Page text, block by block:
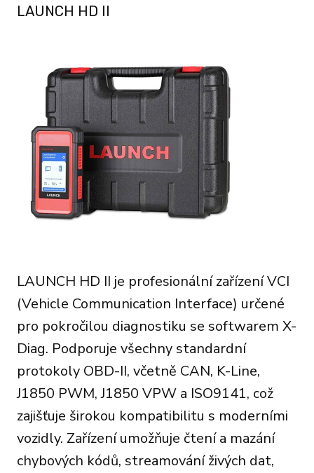
LAUNCH HD II
LAUNCH HD II je profesionální zařízení VCI
(Vehicle Communication Interface) určené
pro pokročilou diagnostiku se softwarem X-
Diag. Podporuje všechny standardní
protokoly OBD-II, včetně CAN, K-Line,
J1850 PWM, J1850 VPW a ISO9141, což
zajišťuje širokou kompatibilitu s moderními
vozidly. Zařízení umožňuje čtení a mazání
chybových kódů, streamování živých dat,